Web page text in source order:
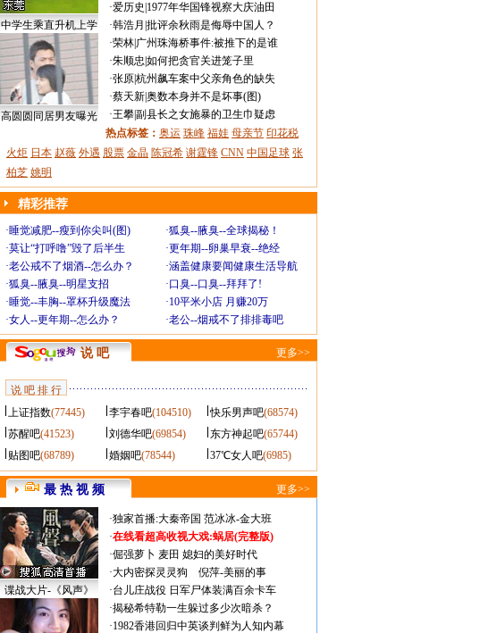
中学生乘直升机上学
高圆圆同居男友曝光
·爱历史 1977年华国锋视察大庆油田
·韩浩月 批评余秋雨是侮辱中国人？
·荣林| 广州珠海桥事件:被推下的是谁
·朱顺忠 如何把贪官关进笼子里
·张原|杭州飙车案中父亲角色的缺失
·蔡天新|奥数本身并不是坏事(图)
·王攀|副县长之女施暴的卫生巾疑虑
热点标签： 奥运 珠峰 福娃 母亲节 印花税
火炬 日本 赵薇 外遇 股票 金晶 陈冠希 谢霆锋 CNN 中国足球 张
柏芝 姚明
精彩推荐
·睡觉减肥--瘦到你尖叫(图) ·狐臭--腋臭--全球揭秘！
·莫让“打呼噜”毁了后半生 ·更年期--卵巢早衰--绝经
·老公戒不了烟酒--怎么办？ ·涵盖健康要闻健康生活导航
·狐臭--腋臭--明星支招 ·口臭--口臭--拜拜了!
·睡觉--丰胸--罩杯升级魔法 ·10平米小店 月赚20万
·女人--更年期--怎么办？ ·老公--烟戒不了排排毒吧
说 吧 更多>>
说 吧 排 行
上证指数(77445) 李宇春吧(104510) 快乐男声吧(68574)
苏醒吧(41523) 刘德华吧(69854) 东方神起吧(65744)
贴图吧(68789) 婚姻吧(78544) 37℃女人吧(6985)
最 热 视 频 更多>>
谍战大片-《风声》
·独家首播:大秦帝国 范冰冰-金大班
·在线看超高收视大戏:蜗居(完整版)
·倔强萝卜 麦田 媳妇的美好时代
·大内密探灵灵狗
倪萍-美丽的事
·台儿庄战役 日军尸体装满百余卡车
·揭秘希特勒一生躲过多少次暗杀？
·1982香港回归中英谈判鲜为人知内幕